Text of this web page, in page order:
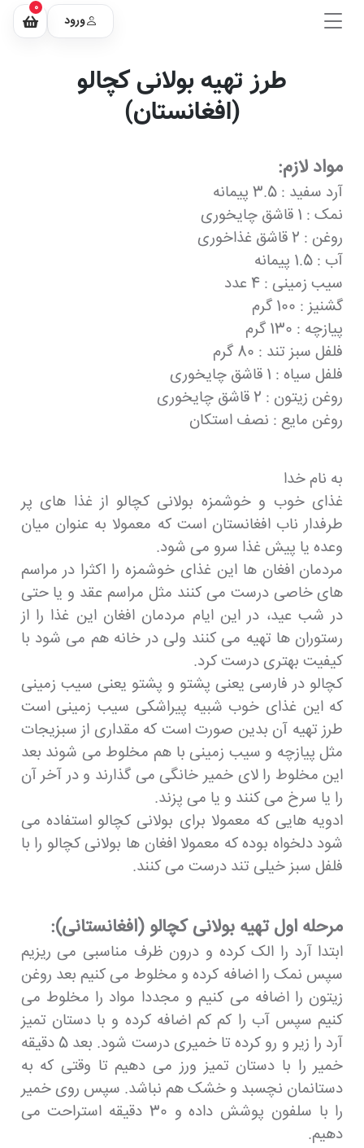
ورود
0
طرز تهیه بولانی کچالو
(افغانستان)
مواد لازم:
آرد سفید : 3.5 پیمانه
نمک : 1 قاشق چایخوری
روغن : 2 قاشق غذاخوری
آب : 1.5 پیمانه
سیب زمینی : 4 عدد
گشنیز : 100 گرم
پیازچه : 130 گرم
فلفل سبز تند : 80 گرم
فلفل سیاه : 1 قاشق چایخوری
روغن زیتون : 2 قاشق چایخوری
روغن مایع : نصف استکان
به نام خدا
غذای خوب و خوشمزه بولانی کچالو از غذا های پر
طرفدار ناب افغانستان است که معمولا به عنوان میان
وعده یا پیش غذا سرو می شود.
مردمان افغان ها این غذای خوشمزه را اکثرا در مراسم
های خاصی درست می کنند مثل مراسم عقد و یا حتی
در شب عید، در این ایام مردمان افغان این غذا را از
رستوران ها تهیه می کنند ولی در خانه هم می شود با
کیفیت بهتری درست کرد.
کچالو در فارسی یعنی پشتو و پشتو یعنی سیب زمینی
که این غذای خوب شبیه پیراشکی سیب زمینی است
طرز تهیه آن بدین صورت است که مقداری از سبزیجات
مثل پیازچه و سیب زمینی با هم مخلوط می شوند بعد
این مخلوط را لای خمیر خانگی می گذارند و در آخر آن
را یا سرخ می کنند و یا می پزند.
ادویه هایی که معمولا برای بولانی کچالو استفاده می
شود دلخواه بوده که معمولا افغان ها بولانی کچالو را با
فلفل سبز خیلی تند درست می کنند.
مرحله اول تهیه بولانی کچالو (افغانستانی):
ابتدا آرد را الک کرده و درون ظرف مناسبی می ریزیم
سپس نمک را اضافه کرده و مخلوط می کنیم بعد روغن
زیتون را اضافه می کنیم و مجددا مواد را مخلوط می
کنیم سپس آب را کم کم اضافه کرده و با دستان تمیز
آرد را زیر و رو کرده تا خمیری درست شود. بعد 5 دقیقه
خمیر را با دستان تمیز ورز می دهیم تا وقتی که به
دستانمان نچسبد و خشک هم نباشد. سپس روی خمیر
را با سلفون پوشش داده و 30 دقیقه استراحت می
دهیم.